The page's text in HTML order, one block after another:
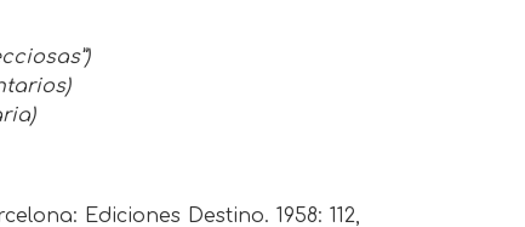
Ediciones Destino. 1958: 112,